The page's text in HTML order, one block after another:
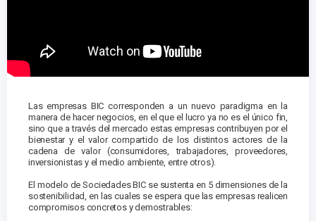
Las empresas BIC corresponden a un nuevo paradigma en la
manera de hacer negocios, en el que el lucro ya no es el único fin,
sino que a través del mercado estas empresas contribuyen por el
bienestar y el valor compartido de los distintos actores de la
cadena de valor (consumidores, trabajadores, proveedores,
inversionistas y el medio ambiente, entre otros).
El modelo de Sociedades BIC se sustenta en 5 dimensiones de la
sostenibilidad, en las cuales se espera que las empresas realicen
compromisos concretos y demostrables: